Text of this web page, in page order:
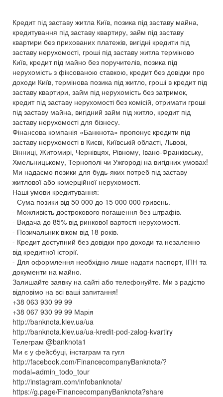
Кредит під заставу житла Київ, позика під заставу майна,
кредитування під заставу квартиру, займ під заставу
квартири без прихованих платежів, вигідні кредити під
заставу нерухомості, гроші під заставу житла терміново
Київ, кредит під майно без поручителів, позика під
нерухомість з фіксованою ставкою, кредит без довідки про
доходи Київ, термінова позика під житло, гроші в кредит під
заставу квартири, займ під нерухомість без затримок,
кредит під заставу нерухомості без комісій, отримати гроші
під заставу майна, вигідний займ під житло, кредит під
заставу нерухомості для бізнесу.
Фінансова компанія «Банкнота» пропонує кредити під
заставу нерухомості в Києві, Київській області, Львові,
Вінниці, Житомирі, Чернівцях, Рівному, Івано-Франківську,
Хмельницькому, Тернополі чи Ужгороді на вигідних умовах!
Ми надаємо позики для будь-яких потреб під заставу
житлової або комерційної нерухомості.
Наші умови кредитування:
- Сума позики від 50 000 до 15 000 000 гривень.
- Можливість дострокового погашення без штрафів.
- Видача до 85% від ринкової вартості нерухомості.
- Позичальник віком від 18 років.
- Кредит доступний без довідки про доходи та незалежно
від кредитної історії.
- Для оформлення необхідно лише надати паспорт, ІПН та
документи на майно.
Залишайте заявку на сайті або телефонуйте. Ми з радістю
відповімо на всі ваші запитання!
+38 063 930 99 99
+38 067 930 99 99 Марія
http://banknota.kiev.ua/ua
http://banknota.kiev.ua/ua-kredit-pod-zalog-kvartiry
Телеграм @banknota1
Ми є у фейсбуці, інстаграм та гугл
http://facebook.com/FinancecompanyBanknota/?
modal=admin_todo_tour
http://instagram.com/infobanknota/
https://g.page/FinancecompanyBanknota?share